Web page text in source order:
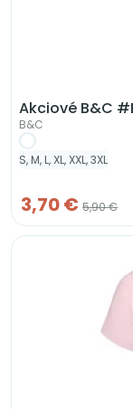
Akciové B&C
B&C
S, M, L, XL, XXL, 3XL
3,70 € 5,90 €